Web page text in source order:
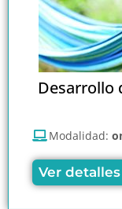
Desarrollo
Modalidad:
Ver